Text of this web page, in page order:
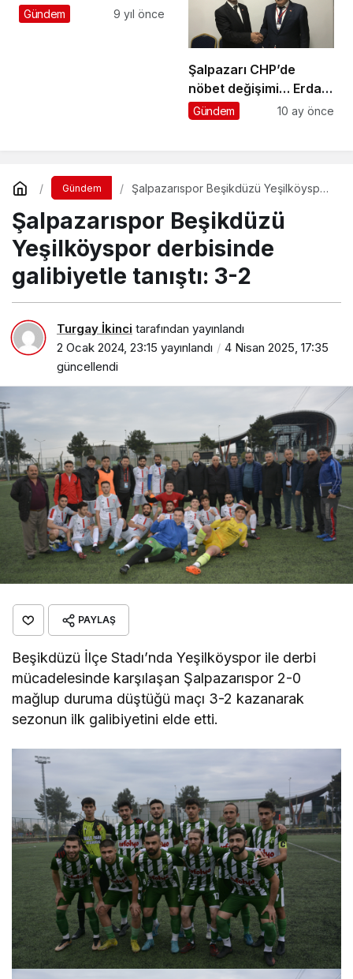
Şalpazarı’nda
Gündem 9 yıl önce
Şalpazarı CHP’de
nöbet değişimi… Erdal
Kandil başkan seçildi
Gündem 10 ay önce
Gündem
Şalpazarıspor Beşikdüzü Yeşilköyspor
Şalpazarıspor Beşikdüzü
Yeşilköyspor derbisinde
galibiyetle tanıştı: 3-2
Turgay İkinci tarafından yayınlandı
2 Ocak 2024, 23:15 yayınlandı
4 Nisan 2025, 17:35
güncellendi
PAYLAŞ
Beşikdüzü İlçe Stadı’nda Yeşilköyspor ile derbi
mücadelesinde karşılaşan Şalpazarıspor 2-0
mağlup duruma düştüğü maçı 3-2 kazanarak
sezonun ilk galibiyetini elde etti.